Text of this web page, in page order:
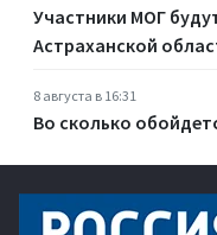
Участники МОГ
Астраханской
8 августа в 16:31
Во сколько